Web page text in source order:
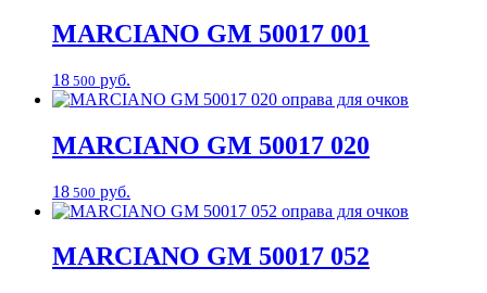
MARCIANO GM 50017 001
18 500 руб.
MARCIANO GM 50017 020
18 500 руб.
MARCIANO GM 50017 052